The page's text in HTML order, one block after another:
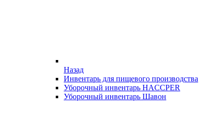
Назад
Инвентарь для пищевого производства
Уборочный инвентарь HACCPER
Уборочный инвентарь Шавон